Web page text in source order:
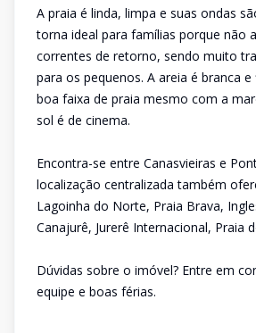
A praia é linda, limpa e suas ondas
torna ideal para famílias porque não
correntes de retorno, sendo muito
para os pequenos. A areia é branca
boa faixa de praia mesmo com a
sol é de cinema.
Encontra-se entre Canasvieiras e
localização centralizada também
Lagoinha do Norte, Praia Brava,
Canajurê, Jurerê Internacional, Praia
Dúvidas sobre o imóvel? Entre em
equipe e boas férias.